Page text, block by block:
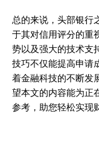
总的来说，头部银行
于其对信用评分的重
势以及强大的技术支
技巧不仅能提高申请
着金融科技的不断发
望本文的内容能为正
参考，助您轻松实现